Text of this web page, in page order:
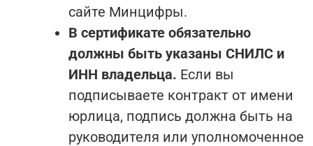
сайте Минцифры.
В сертификате обязательно
должны быть указаны СНИЛС и
ИНН владельца. Если вы
подписываете контракт от имени
юрлица, подпись должна быть на
руководителя или уполномоченное